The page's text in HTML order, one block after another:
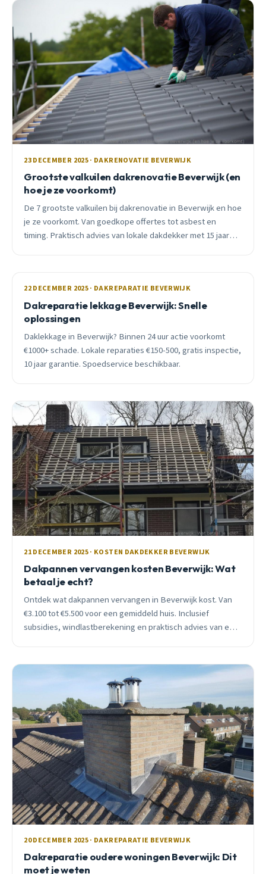
23 DECEMBER 2025 · DAKRENOVATIE BEVERWIJK
Grootste valkuilen dakrenovatie Beverwijk (en
hoe je ze voorkomt)
De 7 grootste valkuilen bij dakrenovatie in Beverwijk en hoe
je ze voorkomt. Van goedkope offertes tot asbest en
timing. Praktisch advies van lokale dakdekker met 15 jaar
22 DECEMBER 2025 · DAKREPARATIE BEVERWIJK
Dakreparatie lekkage Beverwijk: Snelle
oplossingen
Daklekkage in Beverwijk? Binnen 24 uur actie voorkomt
€1000+ schade. Lokale reparaties €150-500, gratis inspectie,
10 jaar garantie. Spoedservice beschikbaar.
21 DECEMBER 2025 · KOSTEN DAKDEKKER BEVERWIJK
Dakpannen vervangen kosten Beverwijk: Wat
betaal je echt?
Ontdek wat dakpannen vervangen in Beverwijk kost. Van
€3.100 tot €5.500 voor een gemiddeld huis. Inclusief
subsidies, windlastberekening en praktisch advies van een
20 DECEMBER 2025 · DAKREPARATIE BEVERWIJK
Dakreparatie oudere woningen Beverwijk: Dit
moet je weten